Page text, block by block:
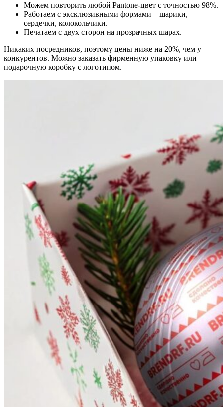
Можем повторить любой Pantone-цвет с точностью 98%.
Работаем с эксклюзивными формами – шарики,
сердечки, колокольчики.
Печатаем с двух сторон на прозрачных шарах.
Никаких посредников, поэтому цены ниже на 20%, чем у
конкурентов. Можно заказать фирменную упаковку или
подарочную коробку с логотипом.